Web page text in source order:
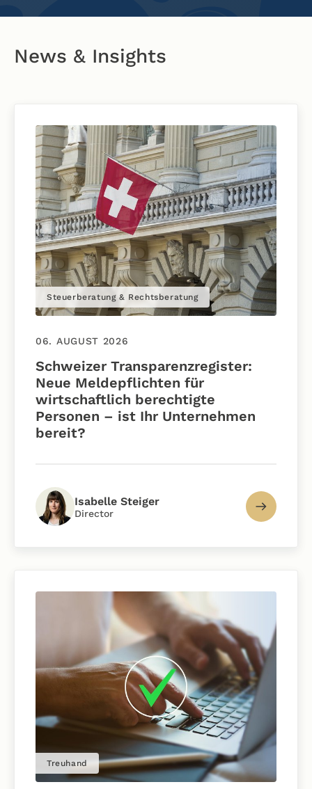
News & Insights
Steuerberatung & Rechtsberatung
06. AUGUST 2026
Schweizer Transparenzregister:
Neue Meldepflichten für
wirtschaftlich berechtigte
Personen – ist Ihr Unternehmen
bereit?
Isabelle Steiger
Director
Treuhand